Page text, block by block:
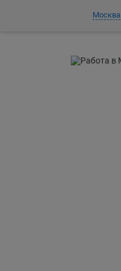
Москва